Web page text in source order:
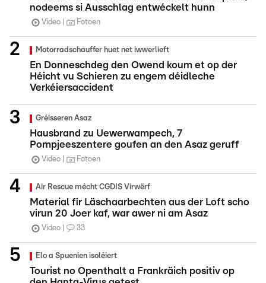
nodeems si Ausschlag entwéckelt hunn
Video Fotoen
Motorradschauffer huet net iwwerlieft
En Donneschdeg den Owend koum et op der
Héicht vu Schieren zu engem déidleche
Verkéiersaccident
Gréisseren Asaz
Hausbrand zu Uewerwampech, 7
Pompjeeszentere goufen an den Asaz geruff
Video Fotoen
Air Rescue mécht CGDIS Virwërf
Material fir Läschaarbechten aus der Loft scho
virun 20 Joer kaf, war awer ni am Asaz
Video 33
Elo a Spuenien isoléiert
Tourist no Openthalt a Frankräich positiv op